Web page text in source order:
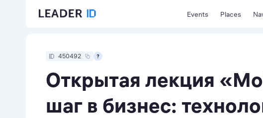
Events Places
450492
Открытая лекция
шаг в бизнес: